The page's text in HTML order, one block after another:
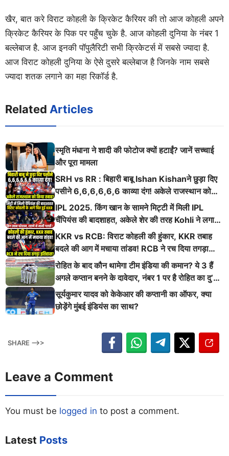
खैर, बात करे विराट कोहली के क्रिकेट कैरियर की तो आज कोहली अपने
क्रिकेट कैरियर के पिक पर पहुँच चुके है. आज कोहली दुनिया के नंबर 1
बल्लेबाज है. आज इनकी पॉपुलैरिटी सभी क्रिकेटर्स में सबसे ज्यादा है.
आज विराट कोहली दुनिया के ऐसे दुसरे बल्लेबाज है जिनके नाम सबसे
ज्यादा शतक लगाने का महा रिकॉर्ड है.
Related Articles
स्मृति मंधाना ने शादी की फोटोज क्यों हटाईं? जानें सच्चाई
और पूरा मामला
SRH vs RR : बिहारी बाबू Ishan Kishanने छुड़ा दिए
पसीने 6,6,6,6,6,6 काव्या दंग! अकेले राजस्थान को
किया तबाह!
IPL 2025. किंग खान के सामने मिट्टी में मिली IPL
चैंपियंस की बादशाहत, अकेले शेर की तरह Kohli ने लगाई
ऐसी दहाड़
KKR vs RCB: विराट कोहली की हुंकार, KKR तबाह
बदले की आग में मचाया तांडव! RCB ने रच दिया तगड़ा
इतिहास
रोहित के बाद कौन थामेगा टीम इंडिया की कमान? ये 3 हैं
अगले कप्तान बनने के दावेदार, नंबर 1 पर है रोहित का दु’
श्मन
सूर्यकुमार यादव को केकेआर की कप्तानी का ऑफर, क्या
छोड़ेंगे मुंबई इंडियंस का साथ?
SHARE -->>
Leave a Comment
You must be logged in to post a comment.
Latest Posts